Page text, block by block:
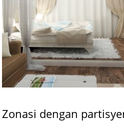
Zonasi dengan